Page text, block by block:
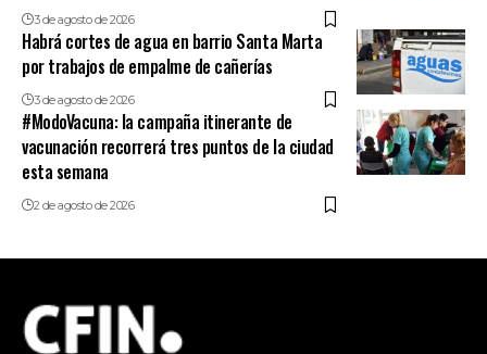
3 de agosto de 2026
Habrá cortes de agua en barrio Santa Marta
por trabajos de empalme de cañerías
3 de agosto de 2026
#ModoVacuna: la campaña itinerante de
vacunación recorrerá tres puntos de la ciudad
esta semana
2 de agosto de 2026